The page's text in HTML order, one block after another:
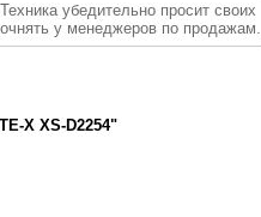
убедительно просит своих
у менеджеров по продажам.
X XS-D2254"